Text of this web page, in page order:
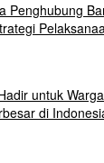
Penghubung
untuk
di